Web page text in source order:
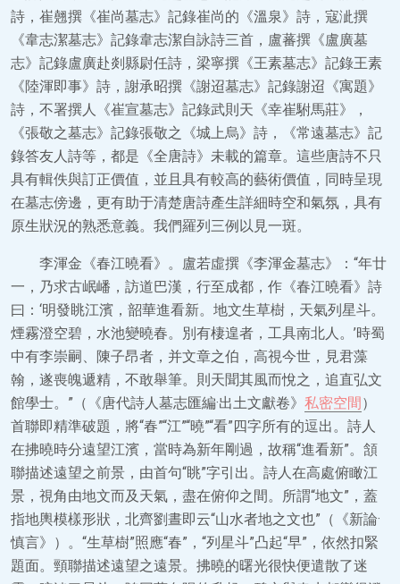
詩，崔翹撰《崔尚墓志》記錄崔尚的《溫泉》詩，寇泚撰
《韋志潔墓志》記錄韋志潔自詠詩三首，盧蕃撰《盧廣墓
志》記錄盧廣赴剡縣尉任詩，梁寧撰《王素墓志》記錄王素
《陸渾即事》詩，謝承昭撰《謝迢墓志》記錄謝迢《寓題》
詩，不署撰人《崔宣墓志》記錄武則天《幸崔駙馬莊》，
《張敬之墓志》記錄張敬之《城上烏》詩，《常遠墓志》記
錄答友人詩等，都是《全唐詩》未載的篇章。這些唐詩不只
具有輯佚與訂正價值，並且具有較高的藝術價值，同時呈現
在墓志傍邊，更有助于清楚唐詩產生詳細時空和氣氛，具有
原生狀況的熟悉意義。我們羅列三例以見一斑。
李渾金《春江曉看》。盧若虛撰《李渾金墓志》：“年廿
一，乃求古岷嶓，訪道巴漢，行至成都，作《春江曉看》詩
曰：‘明發眺江濱，韶華進看新。地文生草樹，天氣列星斗。
煙霧澄空碧，水池變曉春。別有棲遑者，工具南北人。’時蜀
中有李崇嗣、陳子昂者，并文章之伯，高視今世，見君藻
翰，遂喪魄遞精，不敢舉筆。則天聞其風而悅之，追直弘文
館學士。”（《唐代詩人墓志匯編·出土文獻卷》 私密空間）
首聯即精準破題，將“春”“江”“曉”“看”四字所有的逗出。詩人
在拂曉時分遠望江濱，當時為新年剛過，故稱“進看新”。頷
聯描述遠望之前景，由首句“眺”字引出。詩人在高處俯瞰江
景，視角由地文而及天氣，盡在俯仰之間。所謂“地文”，蓋
指地輿模樣形狀，北齊劉晝即云“山水者地之文也”（《新論·
慎言》）。“生草樹”照應“春”，“列星斗”凸起“早”，依然扣緊
題面。頸聯描述遠望之遠景。拂曉的曙光很快便遣散了迷